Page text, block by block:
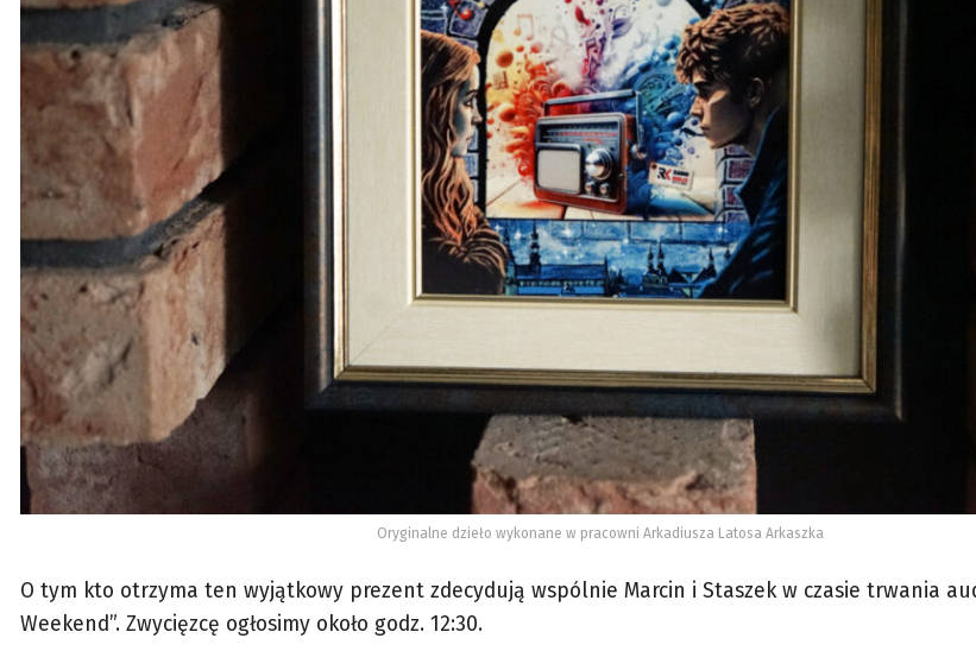
Oryginalne dzieło wykonane w pracowni Arkadiusza Latosa Arkaszka
O tym kto otrzyma ten wyjątkowy prezent zdecydują wspólnie Marcin i Staszek w czasie trwania
Weekend”. Zwycięzcę ogłosimy około godz. 12:30.